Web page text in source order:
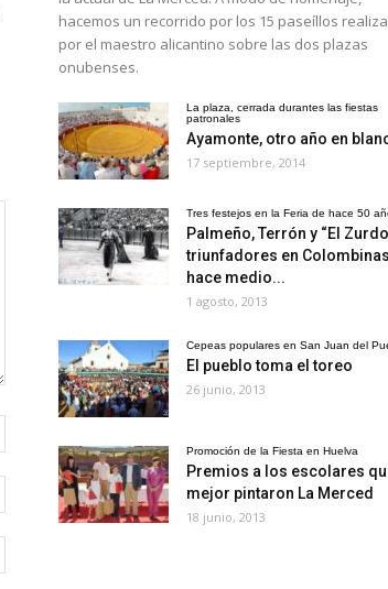
hacemos un recorrido por los 15 paseíllos
por el maestro alicantino sobre las dos plazas
onubenses.
La plaza, cerrada durantes las fiestas
patronales
Ayamonte, otro año en
17 septiembre, 2014
Tres festejos en la Feria de hace 50
Palmeño, Terrón y “El
triunfadores en
hace medio...
1 agosto, 2013
Cepeas populares en San Juan del
El pueblo toma el toreo
26 junio, 2013
Promoción de la Fiesta en Huelva
Premios a los escolares
mejor pintaron La Merced
18 junio, 2013